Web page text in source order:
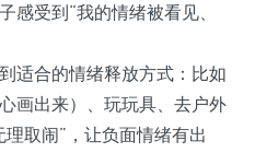
感受到“我的情绪被看见、
适合的情绪释放方式：比如
画出来）、玩玩具、去户外
取闹”，让负面情绪有出